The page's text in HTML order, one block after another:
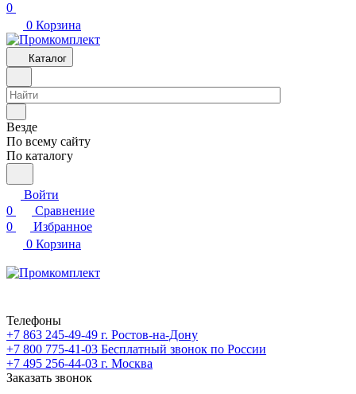
0
0 Корзина
Каталог
Везде
По всему сайту
По каталогу
Войти
0
Сравнение
0
Избранное
0 Корзина
Телефоны
+7 863 245-49-49 г. Ростов-на-Дону
+7 800 775-41-03 Бесплатный звонок по России
+7 495 256-44-03 г. Москва
Заказать звонок